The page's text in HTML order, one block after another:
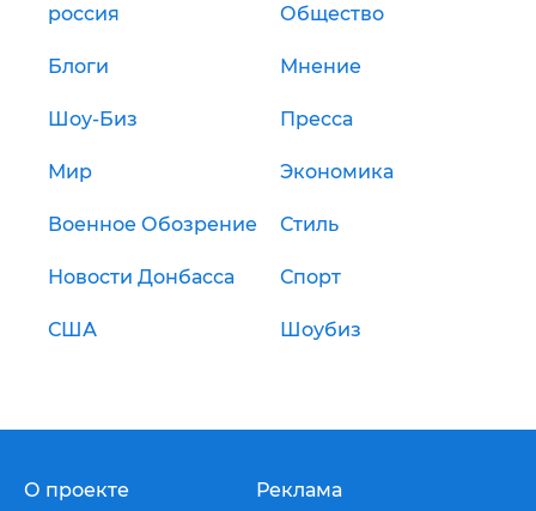
россия Общество
Блоги Мнение
Шоу-Биз Пресса
Мир Экономика
Военное Обозрение Стиль
Новости Донбасса Спорт
США Шоубиз
О проекте Реклама